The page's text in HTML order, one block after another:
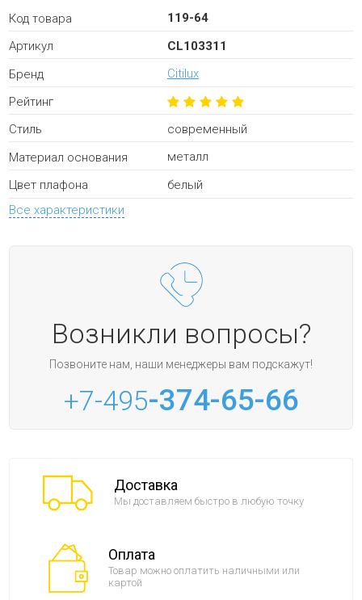
Код товара
119-64
Артикул
CL103311
Бренд
Citilux
Рейтинг
Стиль
современный
Материал основания
металл
Цвет плафона
белый
Все характеристики
Возникли вопросы?
Позвоните нам, наши менеджеры вам подскажут!
+7-495-374-65-66
Доставка
Мы доставляем быстро в любую точку
Оплата
Товар можно оплатить наличными или
картой